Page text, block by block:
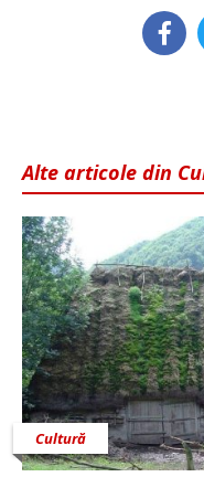
Alte articole din
Cultură